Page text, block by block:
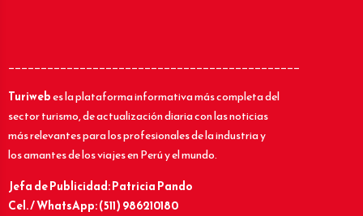
_____________________________________________
Turiwebes la plataforma informativa más completa del
sector turismo, de actualización diaria con las noticias
más relevantes para los profesionales de la industria y
los amantes de los viajes en Perú y el mundo.
Jefa de Publicidad: Patricia Pando
Cel. / WhatsApp: (511) 986210180